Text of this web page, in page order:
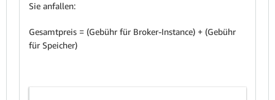
Sie anfallen:
Gesamtpreis = (Gebühr für Broker-Instance) + (Gebühr
für Speicher)